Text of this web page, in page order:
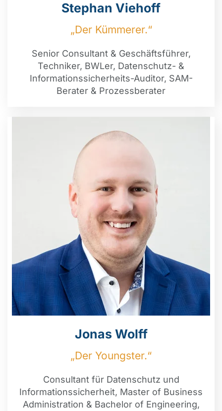
Stephan Viehoff
„Der Kümmerer.“
Senior Consultant & Geschäftsführer,
Techniker, BWLer, Datenschutz- &
Informationssicherheits-Auditor, SAM-
Berater & Prozessberater
Jonas Wolff
„Der Youngster.“
Consultant für Datenschutz und
Informationssicherheit, Master of Business
Administration & Bachelor of Engineering,